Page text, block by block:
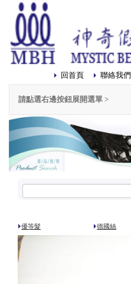
回首頁 聯絡我們
請點選右邊按鈕展開選單 >
優等髮 德國絲